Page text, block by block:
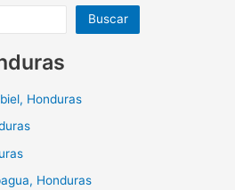
Buscar
Honduras
Honduras